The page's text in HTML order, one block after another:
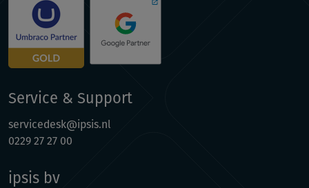
Service & Support
servicedesk@ipsis.nl
0229 27 27 00
ipsis bv